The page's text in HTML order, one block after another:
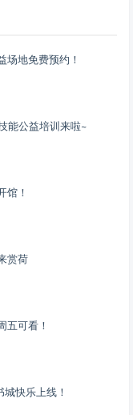
场地免费预约！
能公益培训来啦~
馆！
赏荷
五可看！
快乐上线！